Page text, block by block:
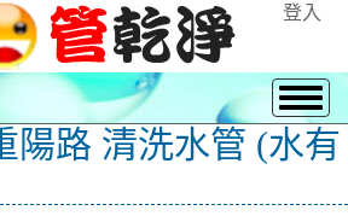
登入
陽路 清洗水管 (水有